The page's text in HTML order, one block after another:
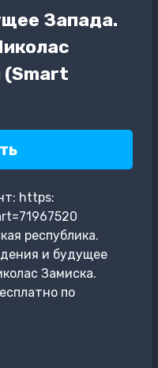
Запада.
(Smart
https:
республика.
и будущее
Замиска.
по